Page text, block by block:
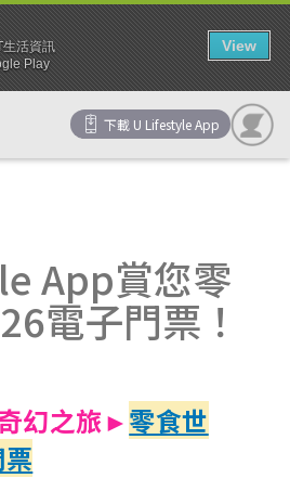
下載 U Lifestyle App
App賞您零
電子門票！
幻之旅►零食世
生活資訊
Play
View